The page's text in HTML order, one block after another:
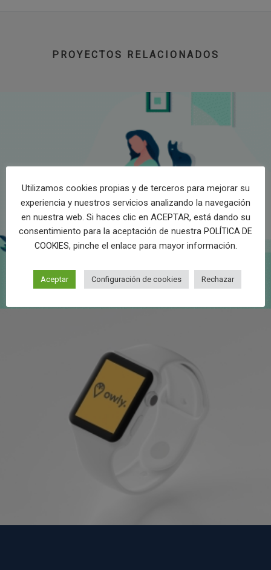
PROYECTOS RELACIONADOS
Utilizamos cookies propias y de terceros para mejorar su
experiencia y nuestros servicios analizando la navegación
en nuestra web. Si haces clic en ACEPTAR, está dando su
consentimiento para la aceptación de nuestra POLÍTICA DE
COOKIES, pinche el enlace para mayor información.
Aceptar Configuración de cookies Rechazar